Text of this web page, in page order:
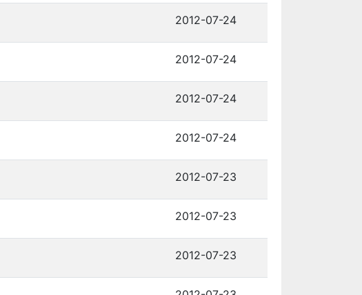
2012-07-24
2012-07-24
2012-07-24
2012-07-24
2012-07-23
2012-07-23
2012-07-23